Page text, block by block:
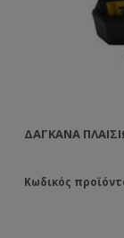
ΔΑΓΚΆΝΑ
Κωδικός